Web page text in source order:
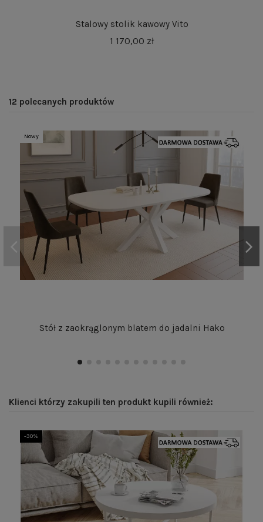
Stalowy stolik kawowy Vito
1 170,00 zł
12 polecanych produktów
Nowy
Stół z zaokrąglonym blatem do jadalni Hako
Klienci którzy zakupili ten produkt kupili również:
-30%